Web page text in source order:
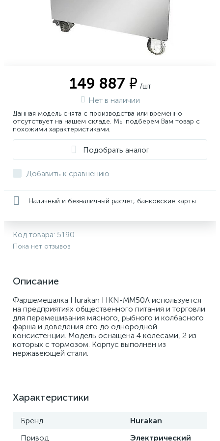
149 887 ₽ /шт
Нет в наличии
Данная модель снята с производства или временно
отсутствует на нашем складе. Мы подберем Вам товар с
похожими характеристиками.
Подобрать аналог
Добавить к сравнению
Наличный и безналичный расчет, банковские карты
Код товара: 5190
Пока нет отзывов
Описание
Фаршемешалка Hurakan HKN-MM50A используется
на предприятиях общественного питания и торговли
для перемешивания мясного, рыбного и колбасного
фарша и доведения его до однородной
консистенции. Модель оснащена 4 колесами, 2 из
которых с тормозом. Корпус выполнен из
нержавеющей стали.
Характеристики
Бренд
Hurakan
Привод
Электрический